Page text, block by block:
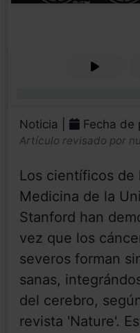
Noticia | Fecha
Artículo revisado por
Los científicos de
Medicina de la
Stanford han
vez que los
severos forman
sanas,
del cerebro,
revista 'Nature'.